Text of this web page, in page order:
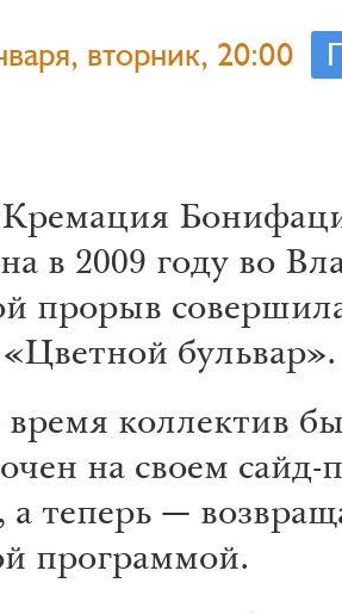
вторник, 20:00
в 2009 году во
прорыв
«Цветной бульвар».
время коллектив
на своем сайд-
а теперь —
программой.